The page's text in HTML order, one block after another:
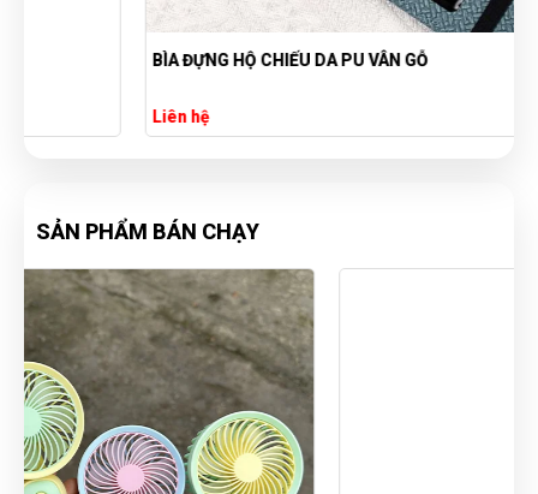
BÌA ĐỰNG HỘ CHIẾU DA PU VÂN GỖ
SẢN PHẨM BÁN CHẠY